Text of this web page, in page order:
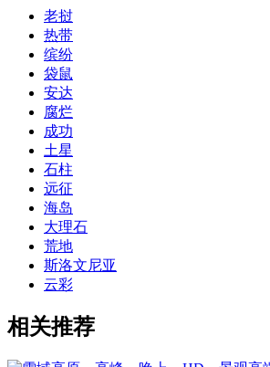
老挝
热带
缤纷
袋鼠
安达
腐烂
成功
土星
石柱
远征
海岛
大理石
荒地
斯洛文尼亚
云彩
相关推荐